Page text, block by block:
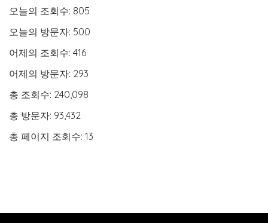
오늘의 조회수: 805
오늘의 방문자: 500
어제의 조회수: 416
어제의 방문자: 293
총 조회수: 240,098
총 방문자: 93,432
총 페이지 조회수: 13